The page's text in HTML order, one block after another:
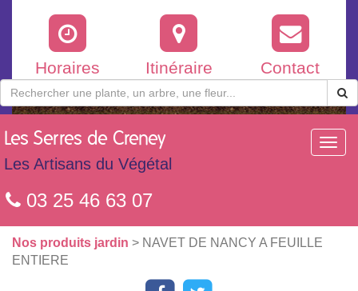
Horaires Itinéraire Contact
Les Serres de Creney
Les Artisans du Végétal
03 25 46 63 07
Nos produits jardin > NAVET DE NANCY A FEUILLE
ENTIERE